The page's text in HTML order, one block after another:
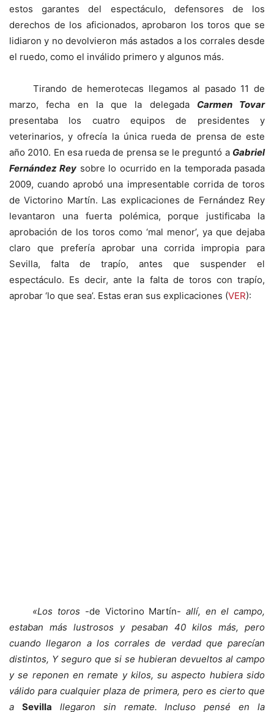
estos garantes del espectáculo, defensores de los
derechos de los aficionados, aprobaron los toros que se
lidiaron y no devolvieron más astados a los corrales desde
el ruedo, como el inválido primero y algunos más.
Tirando de hemerotecas llegamos al pasado 11 de
marzo, fecha en la que la delegada Carmen Tovar
presentaba los cuatro equipos de presidentes y
veterinarios, y ofrecía la única rueda de prensa de este
año 2010. En esa rueda de prensa se le preguntó a Gabriel
Fernández Rey sobre lo ocurrido en la temporada pasada
2009, cuando aprobó una impresentable corrida de toros
de Victorino Martín. Las explicaciones de Fernández Rey
levantaron una fuerta polémica, porque justificaba la
aprobación de los toros como ‘mal menor’, ya que dejaba
claro que prefería aprobar una corrida impropia para
Sevilla, falta de trapío, antes que suspender el
espectáculo. Es decir, ante la falta de toros con trapío,
aprobar ‘lo que sea’. Estas eran sus explicaciones (VER):
«Los toros -de Victorino Martín- allí, en el campo,
estaban más lustrosos y pesaban 40 kilos más, pero
cuando llegaron a los corrales de verdad que parecían
distintos, Y seguro que si se hubieran devueltos al campo
y se reponen en remate y kilos, su aspecto hubiera sido
válido para cualquier plaza de primera, pero es cierto que
a Sevilla llegaron sin remate. Incluso pensé en la